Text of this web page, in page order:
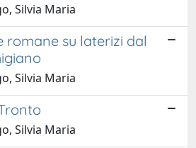
Silvia Maria
romane su laterizi dal
Silvia Maria
Silvia Maria